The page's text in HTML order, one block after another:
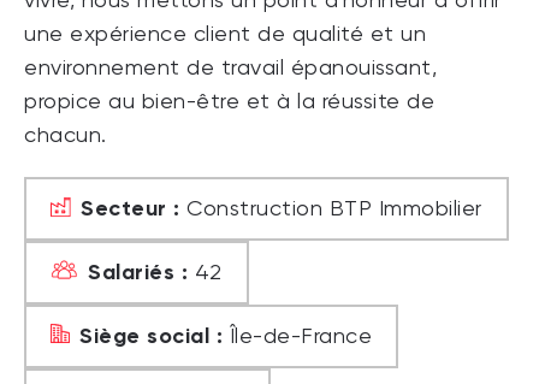
une expérience client de qualité et un
environnement de travail épanouissant,
propice au bien-être et à la réussite de
chacun.
Secteur : Construction BTP Immobilier
Salariés : 42
Siège social : Île-de-France